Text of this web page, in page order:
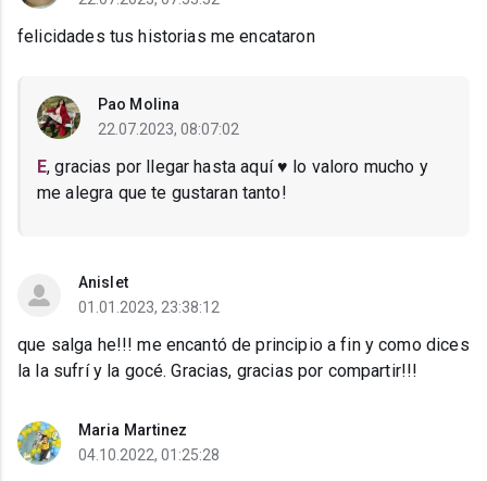
felicidades tus historias me encataron
Pao Molina
22.07.2023, 08:07:02
E, gracias por llegar hasta aquí ♥ lo valoro mucho y
me alegra que te gustaran tanto!
Anislet
01.01.2023, 23:38:12
que salga he!!! me encantó de principio a fin y como dices
la la sufrí y la gocé. Gracias, gracias por compartir!!!
Maria Martinez
04.10.2022, 01:25:28